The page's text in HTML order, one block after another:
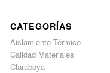
CATEGORÍAS
Aislamiento Térmico
Calidad Materiales
Claraboya